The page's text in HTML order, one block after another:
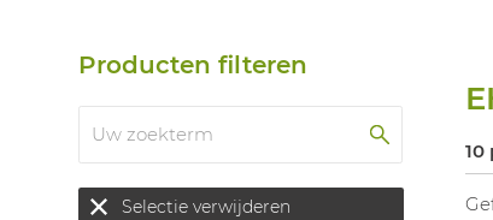
Producten filteren
Selectie verwijderen
10